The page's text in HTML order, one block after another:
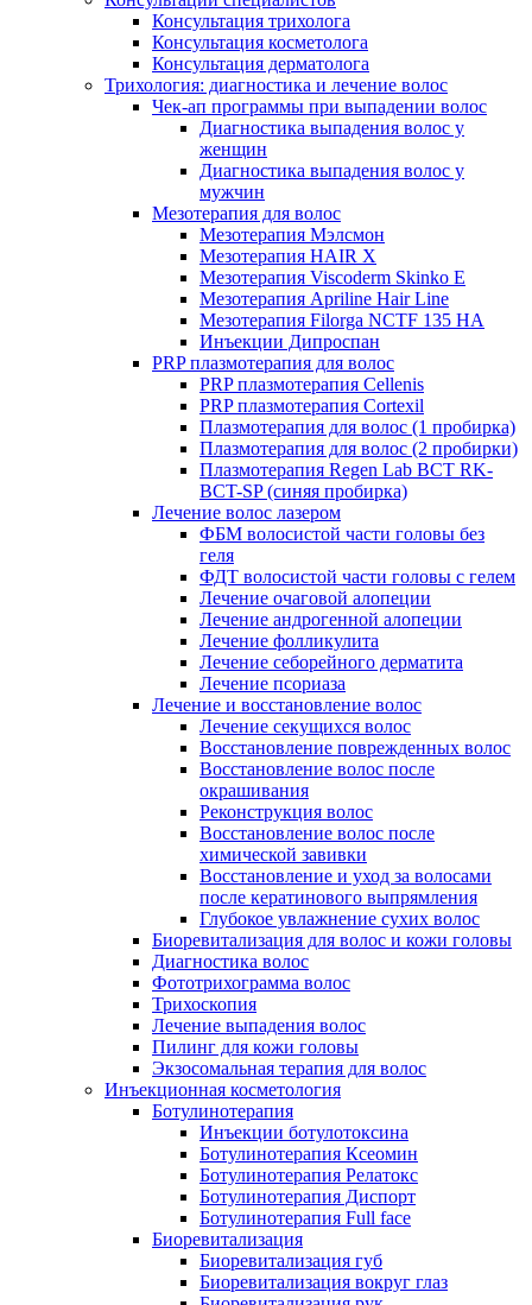
Консультация трихолога
Консультация косметолога
Консультация дерматолога
Трихология: диагностика и лечение волос
Чек-ап программы при выпадении волос
Диагностика выпадения волос у
женщин
Диагностика выпадения волос у
мужчин
Мезотерапия для волос
Мезотерапия Мэлсмон
Мезотерапия HAIR X
Мезотерапия Viscoderm Skinko E
Мезотерапия Apriline Hair Line
Мезотерапия Filorga NCTF 135 HA
Инъекции Дипроспан
PRP плазмотерапия для волос
PRP плазмотерапия Cellenis
PRP плазмотерапия Cortexil
Плазмотерапия для волос (1 пробирка)
Плазмотерапия для волос (2 пробирки)
Плазмотерапия Regen Lab BCT RK-
BCT-SP (синяя пробирка)
Лечение волос лазером
ФБМ волосистой части головы без
геля
ФДТ волосистой части головы с гелем
Лечение очаговой алопеции
Лечение андрогенной алопеции
Лечение фолликулита
Лечение себорейного дерматита
Лечение псориаза
Лечение и восстановление волос
Лечение секущихся волос
Восстановление поврежденных волос
Восстановление волос после
окрашивания
Реконструкция волос
Восстановление волос после
химической завивки
Восстановление и уход за волосами
после кератинового выпрямления
Глубокое увлажнение сухих волос
Биоревитализация для волос и кожи головы
Диагностика волос
Фототрихограмма волос
Трихоскопия
Лечение выпадения волос
Пилинг для кожи головы
Экзосомальная терапия для волос
Инъекционная косметология
Ботулинотерапия
Инъекции ботулотоксина
Ботулинотерапия Ксеомин
Ботулинотерапия Релатокс
Ботулинотерапия Диспорт
Ботулинотерапия Full face
Биоревитализация
Биоревитализация губ
Биоревитализация вокруг глаз